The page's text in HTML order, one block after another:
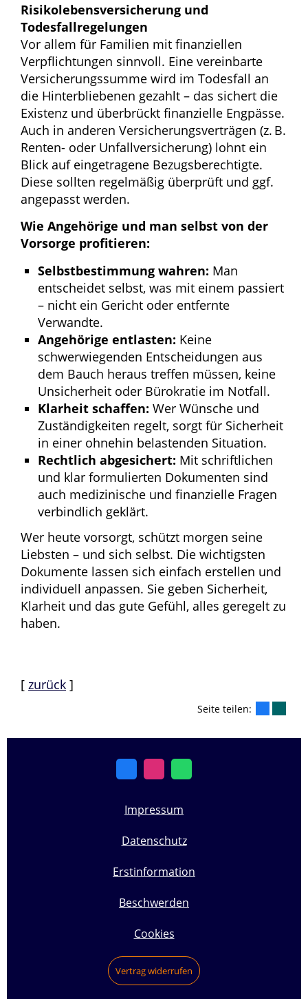
Risikolebensversicherung und
Todesfallregelungen
Vor allem für Familien mit finanziellen
Verpflichtungen sinnvoll. Eine vereinbarte
Versicherungssumme wird im Todesfall an
die Hinterbliebenen gezahlt – das sichert die
Existenz und überbrückt finanzielle Engpässe.
Auch in anderen Versicherungsverträgen (z. B.
Renten- oder Unfallversicherung) lohnt ein
Blick auf eingetragene Bezugsberechtigte.
Diese sollten regelmäßig überprüft und ggf.
angepasst werden.
Wie Angehörige und man selbst von der
Vorsorge profitieren:
Selbstbestimmung wahren: Man
entscheidet selbst, was mit einem passiert
– nicht ein Gericht oder entfernte
Verwandte.
Angehörige entlasten: Keine
schwerwiegenden Entscheidungen aus
dem Bauch heraus treffen müssen, keine
Unsicherheit oder Bürokratie im Notfall.
Klarheit schaffen: Wer Wünsche und
Zuständigkeiten regelt, sorgt für Sicherheit
in einer ohnehin belastenden Situation.
Rechtlich abgesichert: Mit schriftlichen
und klar formulierten Dokumenten sind
auch medizinische und finanzielle Fragen
verbindlich geklärt.
Wer heute vorsorgt, schützt morgen seine
Liebsten – und sich selbst. Die wichtigsten
Dokumente lassen sich einfach erstellen und
individuell anpassen. Sie geben Sicherheit,
Klarheit und das gute Gefühl, alles geregelt zu
haben.
[ zurück ]
Seite teilen:
Impressum
Datenschutz
Erstinformation
Beschwerden
Cookies
Vertrag widerrufen